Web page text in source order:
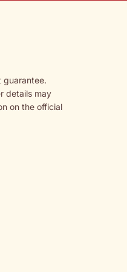
guarantee.
details may
on the official